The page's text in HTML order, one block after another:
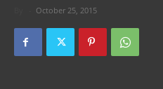
October 25, 2015